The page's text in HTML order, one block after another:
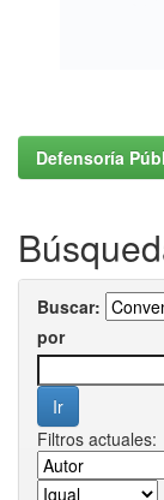
Defensoría
Buscar:
por
Filtros actuales: